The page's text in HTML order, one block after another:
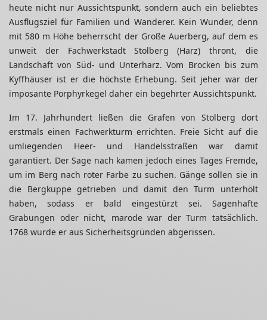
heute nicht nur Aussichtspunkt, sondern auch ein beliebtes
Ausflugsziel für Familien und Wanderer. Kein Wunder, denn
mit 580 m Höhe beherrscht der Große Auerberg, auf dem es
unweit der Fachwerkstadt Stolberg (Harz) thront, die
Landschaft von Süd- und Unterharz. Vom Brocken bis zum
Kyffhäuser ist er die höchste Erhebung. Seit jeher war der
imposante Porphyrkegel daher ein begehrter Aussichtspunkt.
Im 17. Jahrhundert ließen die Grafen von Stolberg dort
erstmals einen Fachwerkturm errichten. Freie Sicht auf die
umliegenden Heer- und Handelsstraßen war damit
garantiert. Der Sage nach kamen jedoch eines Tages Fremde,
um im Berg nach roter Farbe zu suchen. Gänge sollen sie in
die Bergkuppe getrieben und damit den Turm unterhölt
haben, sodass er bald eingestürzt sei. Sagenhafte
Grabungen oder nicht, marode war der Turm tatsächlich.
1768 wurde er aus Sicherheitsgründen abgerissen.